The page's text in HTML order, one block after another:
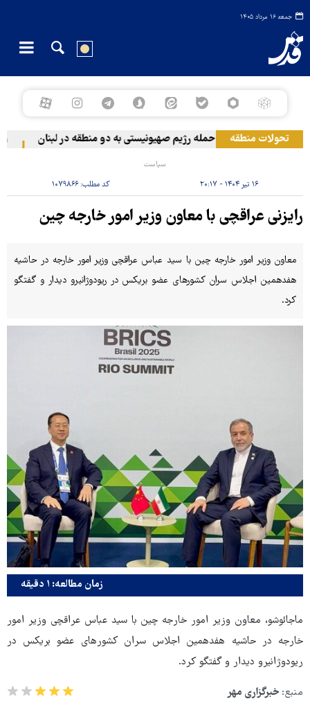
جمعه ۱۶ مرداد ۱۴۰۵
تحولات منطقه حمله رژیم صهیونیستی به دو منطقه در لبنان
سیاست
۱۶ تیر ۱۴۰۴ - ۲۰:۱۷ کد مطلب: ۱۰۷۹۸۶۶
رایزنی عراقچی با معاون وزیر امور خارجه چین
معاون وزیر امور خارجه چین با سید عباس عراقچی وزیر امور خارجه در حاشیه
هفدهمین اجلاس سران کشورهای عضو بریکس در ریودوژانیرو دیدار و گفتگو
کرد.
زمان مطالعه: ۱ دقیقه
ماجائوشو، معاون وزیر امور خارجه چین با سید عباس عراقچی وزیر امور
خارجه در حاشیه هفدهمین اجلاس سران کشورهای عضو بریکس در
ریودوژانیرو دیدار و گفتگو کرد.
منبع: خبرگزاری مهر